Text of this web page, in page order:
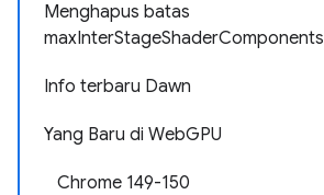
Menghapus batas
maxInterStageShaderComponents
Info terbaru Dawn
Yang Baru di WebGPU
Chrome 149-150